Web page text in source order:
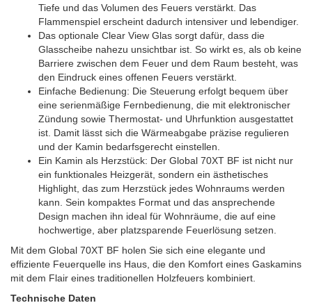
Tiefe und das Volumen des Feuers verstärkt. Das
Flammenspiel erscheint dadurch intensiver und lebendiger.
Das optionale Clear View Glas sorgt dafür, dass die
Glasscheibe nahezu unsichtbar ist. So wirkt es, als ob keine
Barriere zwischen dem Feuer und dem Raum besteht, was
den Eindruck eines offenen Feuers verstärkt.
Einfache Bedienung: Die Steuerung erfolgt bequem über
eine serienmäßige Fernbedienung, die mit elektronischer
Zündung sowie Thermostat- und Uhrfunktion ausgestattet
ist. Damit lässt sich die Wärmeabgabe präzise regulieren
und der Kamin bedarfsgerecht einstellen.
Ein Kamin als Herzstück: Der Global 70XT BF ist nicht nur
ein funktionales Heizgerät, sondern ein ästhetisches
Highlight, das zum Herzstück jedes Wohnraums werden
kann. Sein kompaktes Format und das ansprechende
Design machen ihn ideal für Wohnräume, die auf eine
hochwertige, aber platzsparende Feuerlösung setzen.
Mit dem Global 70XT BF holen Sie sich eine elegante und
effiziente Feuerquelle ins Haus, die den Komfort eines Gaskamins
mit dem Flair eines traditionellen Holzfeuers kombiniert.
Technische Daten